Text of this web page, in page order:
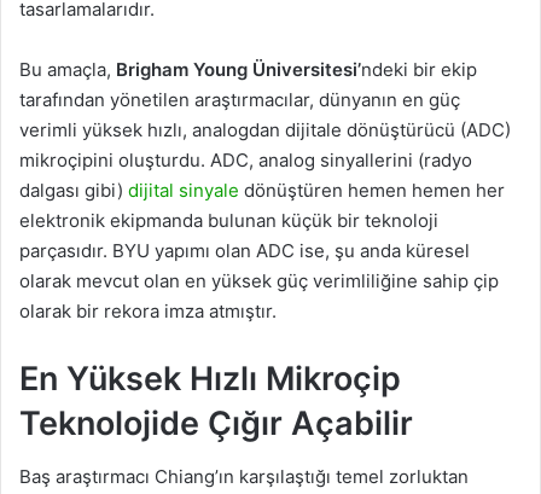
tasarlamalarıdır.
Bu amaçla, Brigham Young Üniversitesi’ndeki bir ekip
tarafından yönetilen araştırmacılar, dünyanın en güç
verimli yüksek hızlı, analogdan dijitale dönüştürücü (ADC)
mikroçipini oluşturdu. ADC, analog sinyallerini (radyo
dalgası gibi) dijital sinyale dönüştüren hemen hemen her
elektronik ekipmanda bulunan küçük bir teknoloji
parçasıdır. BYU yapımı olan ADC ise, şu anda küresel
olarak mevcut olan en yüksek güç verimliliğine sahip çip
olarak bir rekora imza atmıştır.
En Yüksek Hızlı Mikroçip
Teknolojide Çığır Açabilir
Baş araştırmacı Chiang’ın karşılaştığı temel zorluktan